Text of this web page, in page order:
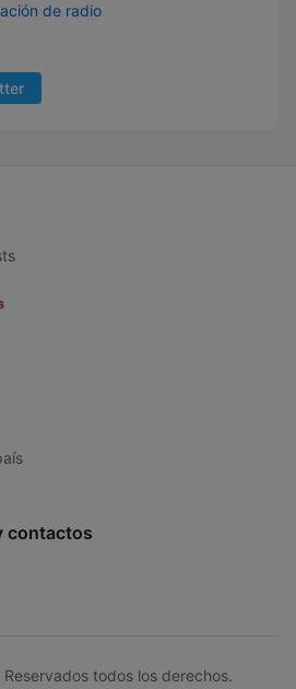
de radio
contactos
todos los derechos.